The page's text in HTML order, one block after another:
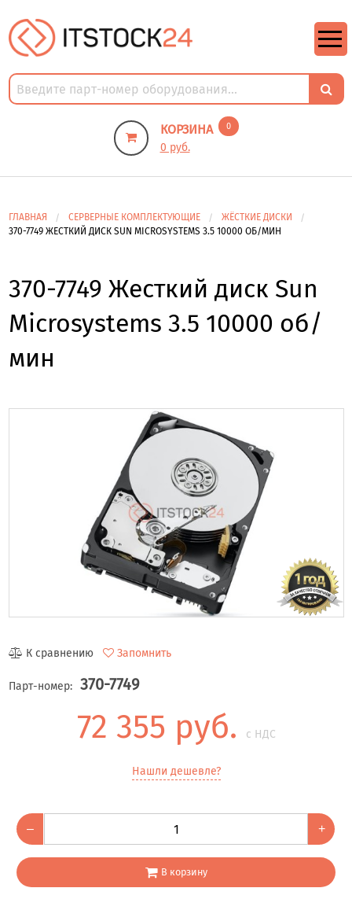
КОРЗИНА 0
0 руб.
ГЛАВНАЯ СЕРВЕРНЫЕ КОМПЛЕКТУЮЩИЕ
ЖЁСТКИЕ ДИСКИ
370-7749 ЖЕСТКИЙ ДИСК SUN MICROSYSTEMS 3.5 10000 ОБ/МИН
370-7749 Жесткий диск Sun
Microsystems 3.5 10000 об/
мин
К сравнению Запомнить
Парт-номер: 370-7749
72 355 руб. с НДС
Нашли дешевле?
– +
В корзину